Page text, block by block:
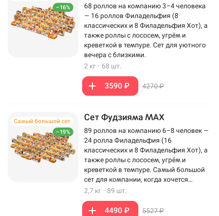
–16%
68 роллов на компанию 3–4 человека
— 16 роллов Филадельфия (8
классических и 8 Филадельфия Хот), а
также роллы с лососем, угрём и
креветкой в темпуре. Сет для уютного
вечера с близкими.
2 кг · 68 шт.
3590 ₽ 4270 ₽
–19%
Самый большой сет Сет Фудзияма MAX
89 роллов на компанию 6–8 человек —
24 ролла Филадельфия (16
классических и 8 Филадельфия Хот), а
также роллы с лососем, угрём и
креветкой в темпуре. Самый большой
сет для компании, когда хочется
максимум роллов на столе.
2,7 кг · 89 шт.
4490 ₽ 5527 ₽